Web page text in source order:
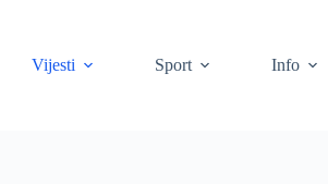
Vijesti
Sport Info